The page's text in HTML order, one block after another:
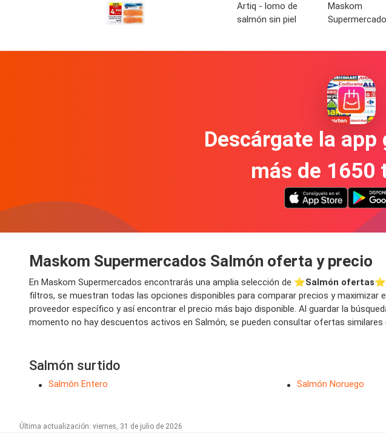
Artiq - lomo de
salmón sin piel
Maskom
Descárgate la
más de 1650
Maskom Supermercados Salmón oferta y precio
En Maskom Supermercados encontrarás una amplia selección de ⭐️Salmón ofertas
filtros, se muestran todas las opciones disponibles para comparar precios y
proveedor específico y así encontrar el precio más bajo disponible. Al guardar la
momento no hay descuentos activos en Salmón, se pueden consultar ofertas
Salmón surtido
Salmón Entero Salmón Noruego
Última actualización: viernes, 31 de julio de 2026